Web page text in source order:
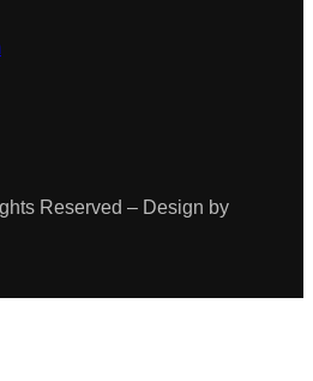
Reserved – Design by